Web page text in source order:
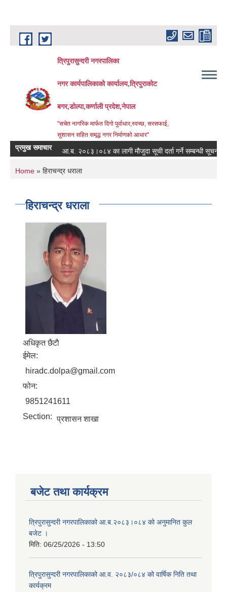
Skip to main content
त्रिपुरासुन्दरी नगरपालिका
नगर कार्यपालिकाको कार्यालय,त्रिपुराकोट
बगर,डोल्पा,कर्णाली प्रदेश,नेपाल
"सचेत नागरिक मार्फत दिगो पुर्वाधार,स्वच्छ, सरसफाई,
सुशासन सहित समृद्ध नगर निर्माणको आधार"
प्रमुख समाचारआ.ब. २०८३।०८४ का लागी मौजुदा सूची दर्ता गर्ने सम्बन्धी सूचना ।
You are here
Home » हिराचन्द्र धराला
हिराचन्द्र धराला
अधिकृत छैटाै
ईमेल:
hiradc.dolpa@gmail.com
फोन:
9851241611
Section: प्रशासन शाखा
बजेट तथा कार्यक्रम
त्रिपुरासुन्दरी नगरपालिकाको आ.ब.२०८३।०८४ को अनुमानित कुल
बजेट ।
मिति: 06/25/2026 - 13:50
त्रिपुरासुन्दरी नगरपालिकाको आ.व. २०८३/०८४ को वार्षिक निति तथा
कार्यक्रम